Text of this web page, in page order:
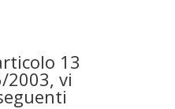
13
2003, vi